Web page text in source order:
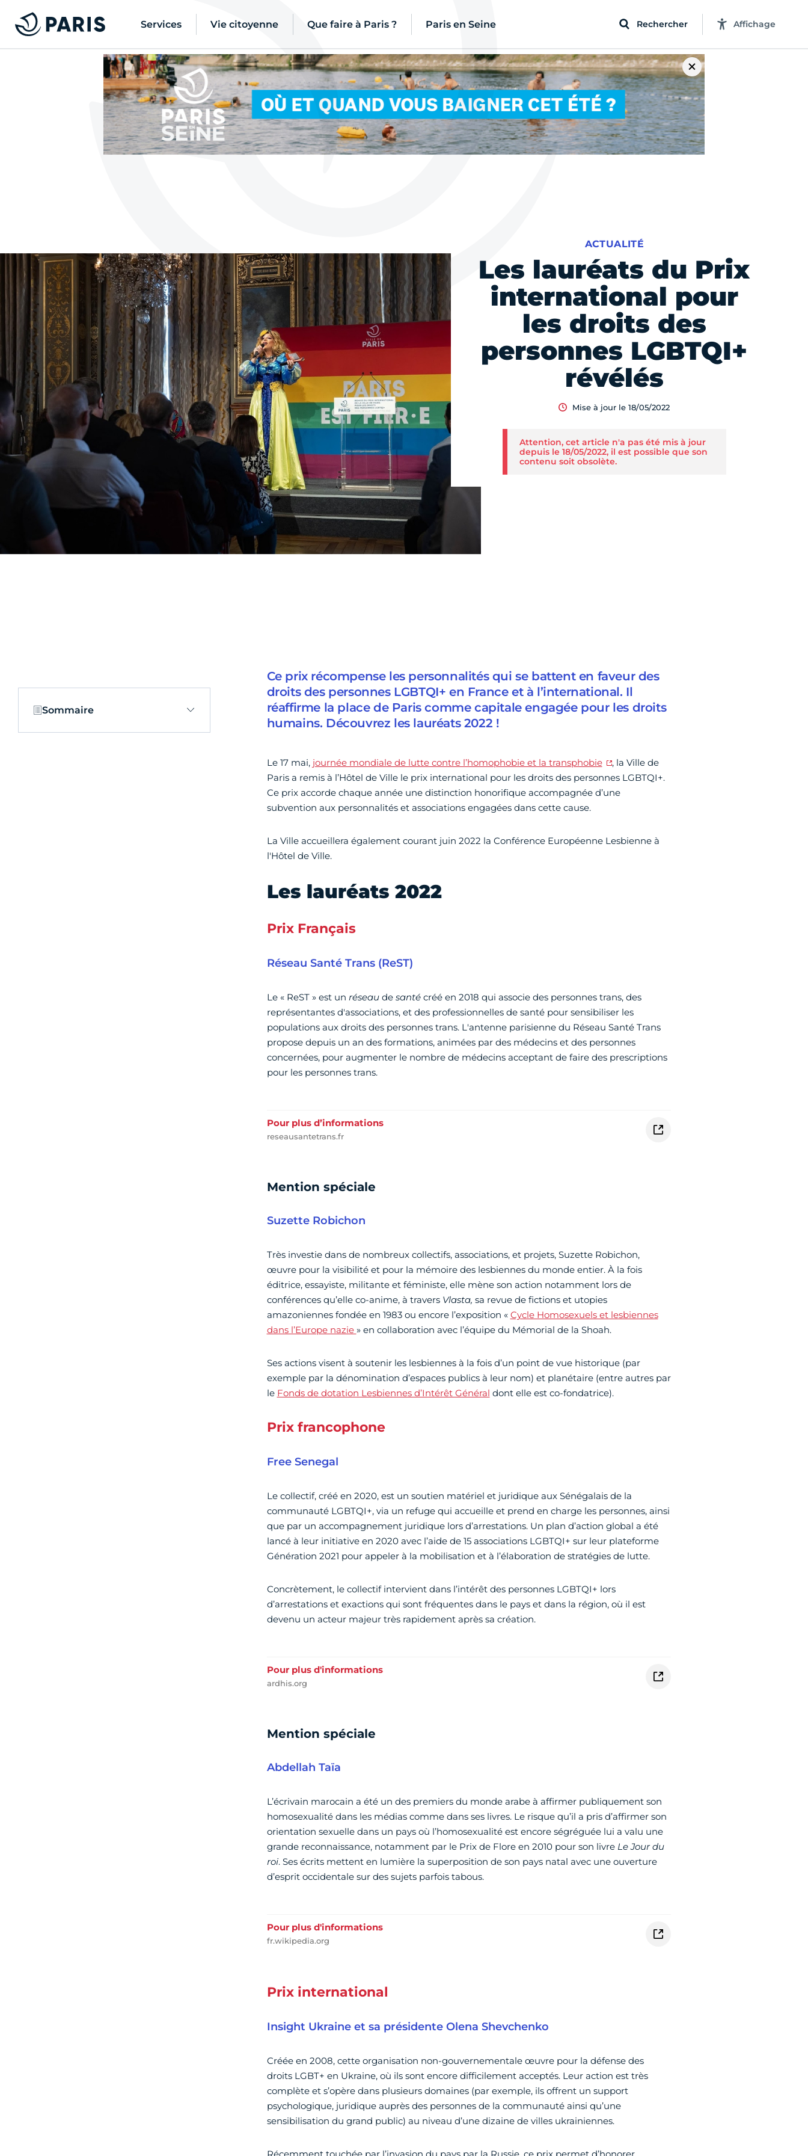
Services Vie citoyenne Que faire à Paris ? Paris en Seine Rechercher Affichage
Les lauréats du Prix
international pour
les droits des
personnes LGBTQI+
révélés
ACTUALITÉ
Mise à jour le 18/05/2022
Attention, cet article n'a pas été mis à jour
depuis le 18/05/2022, il est possible que son
contenu soit obsolète.
Sommaire
Ce prix récompense les personnalités qui se battent en faveur des
droits des personnes LGBTQI+ en France et à l’international. Il
réaffirme la place de Paris comme capitale engagée pour les droits
humains. Découvrez les lauréats 2022 !
Le 17 mai, journée mondiale de lutte contre l’homophobie et la transphobie
, la Ville de
Paris a remis à l’Hôtel de Ville le prix international pour les droits des personnes LGBTQI+.
Ce prix accorde chaque année une distinction honorifique accompagnée d’une
subvention aux personnalités et associations engagées dans cette cause.
La Ville accueillera également courant juin 2022 la Conférence Européenne Lesbienne à
l'Hôtel de Ville.
Les lauréats 2022
Prix Français
Réseau Santé Trans (ReST)
Le « ReST » est un réseaude santécréé en 2018 qui associe des personnes trans, des
représentantes d'associations, et des professionnelles de santé pour sensibiliser les
populations aux droits des personnes trans. L'antenne parisienne du Réseau Santé Trans
propose depuis un an des formations, animées par des médecins et des personnes
concernées, pour augmenter le nombre de médecins acceptant de faire des prescriptions
pour les personnes trans.
Pour plus d’informations
reseausantetrans.fr
Mention spéciale
Suzette Robichon
Très investie dans de nombreux collectifs, associations, et projets, Suzette Robichon,
œuvre pour la visibilité et pour la mémoire des lesbiennes du monde entier. À la fois
éditrice, essayiste, militante et féministe, elle mène son action notamment lors de
conférences qu’elle co-anime, à travers Vlasta, sa revue de fictions et utopies
amazoniennes fondée en 1983 ou encore l’exposition « Cycle Homosexuels et lesbiennes
dans l’Europe nazie » en collaboration avec l’équipe du Mémorial de la Shoah.
Ses actions visent à soutenir les lesbiennes à la fois d’un point de vue historique (par
exemple par la dénomination d’espaces publics à leur nom) et planétaire (entre autres par
le Fonds de dotation Lesbiennes d’Intérêt Général dont elle est co-fondatrice).
Prix francophone
Free Senegal
Le collectif, créé en 2020, est un soutien matériel et juridique aux Sénégalais de la
communauté LGBTQI+, via un refuge qui accueille et prend en charge les personnes, ainsi
que par un accompagnement juridique lors d’arrestations. Un plan d’action global a été
lancé à leur initiative en 2020 avec l’aide de 15 associations LGBTQI+ sur leur plateforme
Génération 2021 pour appeler à la mobilisation et à l’élaboration de stratégies de lutte.
Concrètement, le collectif intervient dans l’intérêt des personnes LGBTQI+ lors
d’arrestations et exactions qui sont fréquentes dans le pays et dans la région, où il est
devenu un acteur majeur très rapidement après sa création.
Pour plus d'informations
ardhis.org
Mention spéciale
Abdellah Taïa
L’écrivain marocain a été un des premiers du monde arabe à affirmer publiquement son
homosexualité dans les médias comme dans ses livres. Le risque qu’il a pris d’affirmer son
orientation sexuelle dans un pays où l’homosexualité est encore ségréguée lui a valu une
grande reconnaissance, notamment par le Prix de Flore en 2010 pour son livreLe Jour du
roi. Ses écrits mettent en lumière la superposition de son pays natal avec une ouverture
d’esprit occidentale sur des sujets parfois tabous.
Pour plus d'informations
fr.wikipedia.org
Prix international
Insight Ukraine et sa présidente Olena Shevchenko
Créée en 2008, cette organisation non-gouvernementale œuvre pour la défense des
droits LGBT+ en Ukraine, où ils sont encore difficilement acceptés. Leur action est très
complète et s’opère dans plusieurs domaines (par exemple, ils offrent un support
psychologique, juridique auprès des personnes de la communauté ainsi qu’une
sensibilisation du grand public) au niveau d’une dizaine de villes ukrainiennes.